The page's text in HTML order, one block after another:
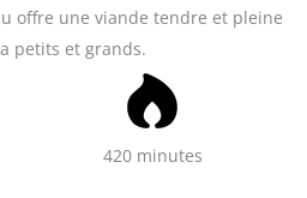
offre une viande tendre et pleine
petits et grands.
420 minutes